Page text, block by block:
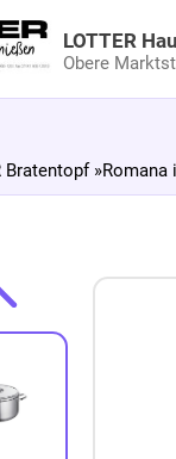
LOTTER
Obere
Bratentopf